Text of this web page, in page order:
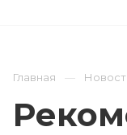
Главная